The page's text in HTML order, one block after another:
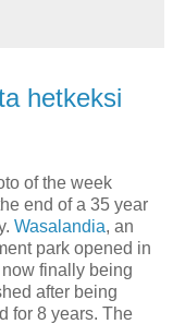
hetkeksi
of the week
end of a 35 year
Wasalandia, an
park opened in
finally being
after being
for 8 years. The